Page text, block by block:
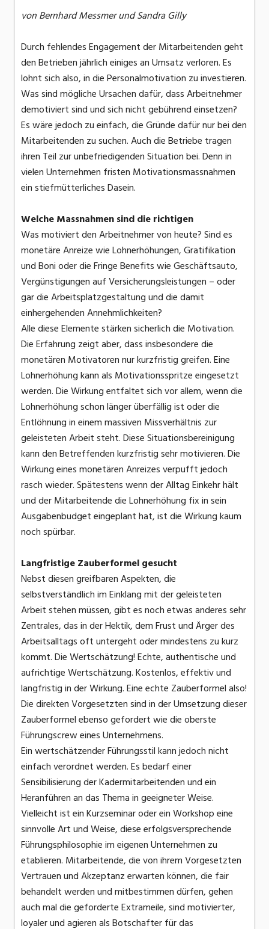
von Bernhard Messmer und Sandra Gilly
Durch fehlendes Engagement der Mitarbeitenden geht
den Betrieben jährlich einiges an Umsatz verloren. Es
lohnt sich also, in die Personalmotivation zu investieren.
Was sind mögliche Ursachen dafür, dass Arbeitnehmer
demotiviert sind und sich nicht gebührend einsetzen?
Es wäre jedoch zu einfach, die Gründe dafür nur bei den
Mitarbeitenden zu suchen. Auch die Betriebe tragen
ihren Teil zur unbefriedigenden Situation bei. Denn in
vielen Unternehmen fristen Motivationsmassnahmen
ein stiefmütterliches Dasein.
Welche Massnahmen sind die richtigen
Was motiviert den Arbeitnehmer von heute? Sind es
monetäre Anreize wie Lohnerhöhungen, Gratifikation
und Boni oder die Fringe Benefits wie Geschäftsauto,
Vergünstigungen auf Versicherungsleistungen – oder
gar die Arbeitsplatzgestaltung und die damit
einhergehenden Annehmlichkeiten?
Alle diese Elemente stärken sicherlich die Motivation.
Die Erfahrung zeigt aber, dass insbesondere die
monetären Motivatoren nur kurzfristig greifen. Eine
Lohnerhöhung kann als Motivationsspritze eingesetzt
werden. Die Wirkung entfaltet sich vor allem, wenn die
Lohnerhöhung schon länger überfällig ist oder die
Entlöhnung in einem massiven Missverhältnis zur
geleisteten Arbeit steht. Diese Situationsbereinigung
kann den Betreffenden kurzfristig sehr motivieren. Die
Wirkung eines monetären Anreizes verpufft jedoch
rasch wieder. Spätestens wenn der Alltag Einkehr hält
und der Mitarbeitende die Lohnerhöhung fix in sein
Ausgabenbudget eingeplant hat, ist die Wirkung kaum
noch spürbar.
Langfristige Zauberformel gesucht
Nebst diesen greifbaren Aspekten, die
selbstverständlich im Einklang mit der geleisteten
Arbeit stehen müssen, gibt es noch etwas anderes sehr
Zentrales, das in der Hektik, dem Frust und Ärger des
Arbeitsalltags oft untergeht oder mindestens zu kurz
kommt. Die Wertschätzung! Echte, authentische und
aufrichtige Wertschätzung. Kostenlos, effektiv und
langfristig in der Wirkung. Eine echte Zauberformel also!
Die direkten Vorgesetzten sind in der Umsetzung dieser
Zauberformel ebenso gefordert wie die oberste
Führungscrew eines Unternehmens.
Ein wertschätzender Führungsstil kann jedoch nicht
einfach verordnet werden. Es bedarf einer
Sensibilisierung der Kadermitarbeitenden und ein
Heranführen an das Thema in geeigneter Weise.
Vielleicht ist ein Kurzseminar oder ein Workshop eine
sinnvolle Art und Weise, diese erfolgsversprechende
Führungsphilosophie im eigenen Unternehmen zu
etablieren. Mitarbeitende, die von ihrem Vorgesetzten
Vertrauen und Akzeptanz erwarten können, die fair
behandelt werden und mitbestimmen dürfen, gehen
auch mal die geforderte Extrameile, sind motivierter,
loyaler und agieren als Botschafter für das